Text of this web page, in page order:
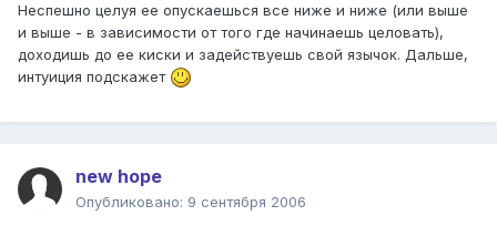
Неспешно целуя ее опускаешься все ниже и ниже (или выше
и выше - в зависимости от того где начинаешь целовать),
доходишь до ее киски и задействуешь свой язычок. Дальше,
интуиция подскажет
new hope
Опубликовано: 9 сентября 2006